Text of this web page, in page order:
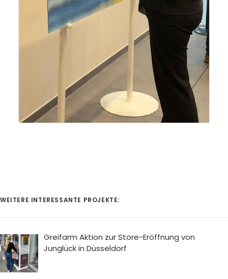
WEITERE INTERESSANTE PROJEKTE:
Greifarm Aktion zur Store-Eröffnung von
Junglück in Düsseldorf